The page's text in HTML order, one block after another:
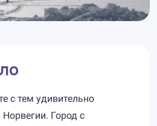
с тем удивительно
Город с